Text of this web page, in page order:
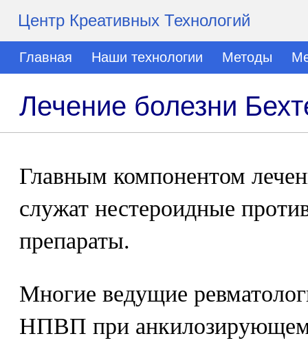
Центр Креативных Технологий
Главная Наши технологии Методы
Лечение болезни
Главным компонентом
служат нестероидные
препараты.
Многие ведущие
НПВП при анкилозирующем